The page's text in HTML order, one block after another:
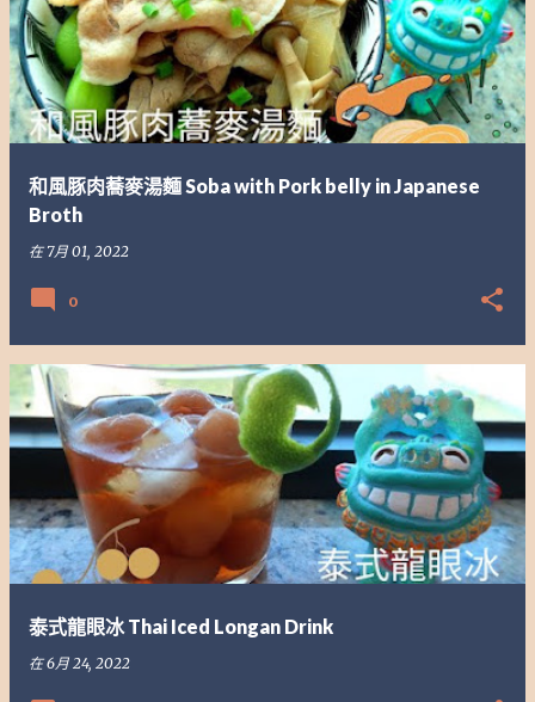
和風豚肉蕎麥湯麵 Soba with Pork belly in Japanese
Broth
在7月 01, 2022
0
泰式龍眼冰 Thai Iced Longan Drink
在6月 24, 2022